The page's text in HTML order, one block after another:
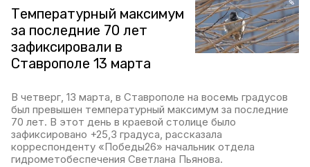
Температурный максимум
за последние 70 лет
зафиксировали в
Ставрополе 13 марта
В четверг, 13 марта, в Ставрополе на восемь градусов
был превышен температурный максимум за последние
70 лет. В этот день в краевой столице было
зафиксировано +25,3 градуса, рассказала
корреспонденту «Победы26» начальник отдела
гидрометобеспечения Светлана Пьянова.